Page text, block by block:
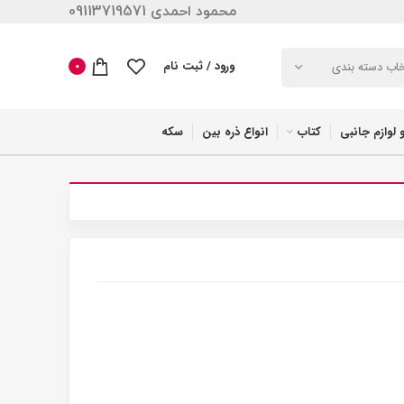
محمود احمدی 09113719571
دسته بندی ورود / ثبت نام 0
لوازم جانبی کتاب انواع ذره بین سکه